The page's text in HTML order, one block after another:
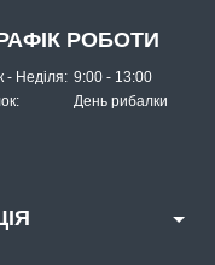
РОБОТИ
- Неділя: 9:00 - 13:00
День рибалки